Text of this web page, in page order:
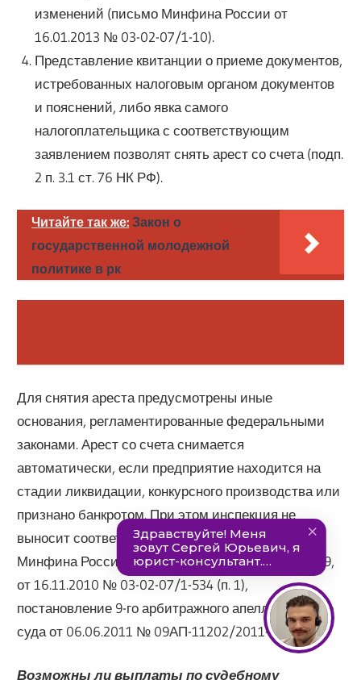
изменений (письмо Минфина России от
16.01.2013 № 03-02-07/1-10).
Представление квитанции о приеме документов,
истребованных налоговым органом документов
и пояснений, либо явка самого
налогоплательщика с соответствующим
заявлением позволят снять арест со счета (подп.
2 п. 3.1 ст. 76 НК РФ).
Читайте так же: Закон о
государственной молодежной
политике в рк
Для снятия ареста предусмотрены иные
основания, регламентированные федеральными
законами. Арест со счета снимается
автоматически, если предприятие находится на
стадии ликвидации, конкурсного производства или
признано банкротом. При этом инспекция не
выносит соответствующего решения (письма
Минфина России от 16.09.2013 № 03-02-08/38179,
от 16.11.2010 № 03-02-07/1-534 (п. 1),
постановление 9-го арбитражного апелляционного
суда от 06.06.2011 № 09АП-11202/2011-АК).
Возможны ли выплаты по судебному